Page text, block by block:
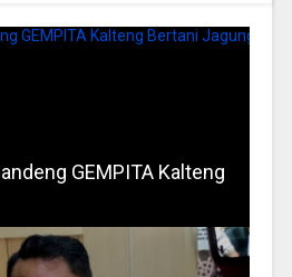
GEMPITA Kalteng